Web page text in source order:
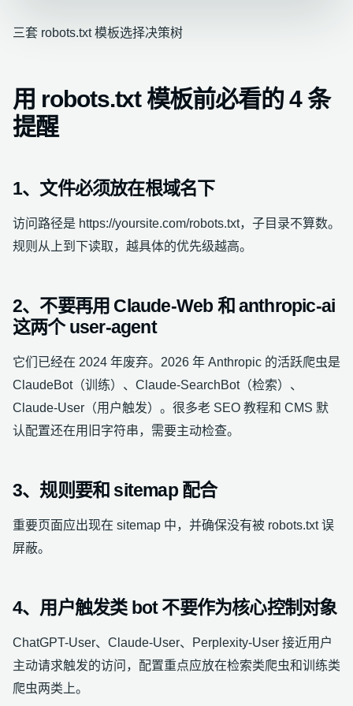
三套 robots.txt 模板选择决策树
用 robots.txt 模板前必看的 4 条
提醒
1、文件必须放在根域名下
访问路径是 https://yoursite.com/robots.txt，子目录不算数。
规则从上到下读取，越具体的优先级越高。
2、不要再用 Claude-Web 和 anthropic-ai
这两个 user-agent
它们已经在 2024 年废弃。2026 年 Anthropic 的活跃爬虫是
ClaudeBot（训练）、Claude-SearchBot（检索）、
Claude-User（用户触发）。很多老 SEO 教程和 CMS 默
认配置还在用旧字符串，需要主动检查。
3、规则要和 sitemap 配合
重要页面应出现在 sitemap 中，并确保没有被 robots.txt 误
屏蔽。
4、用户触发类 bot 不要作为核心控制对象
ChatGPT-User、Claude-User、Perplexity-User 接近用户
主动请求触发的访问，配置重点应放在检索类爬虫和训练类
爬虫两类上。